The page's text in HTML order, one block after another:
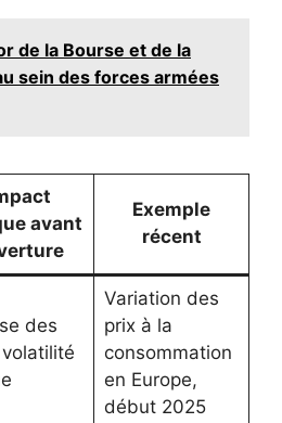
de la Bourse et de la
sein des forces armées
avant
Exemple
récent
des
Variation des
prix à la
consommation
en Europe,
début 2025